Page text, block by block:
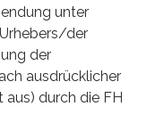
unter
der
der
ausdrücklicher
durch die FH